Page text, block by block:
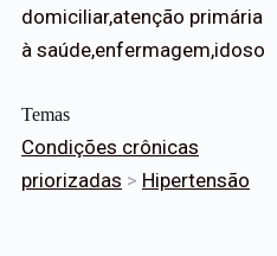
domiciliar,atenção primária
à saúde,enfermagem,idoso
Temas
Condições crônicas
priorizadas > Hipertensão